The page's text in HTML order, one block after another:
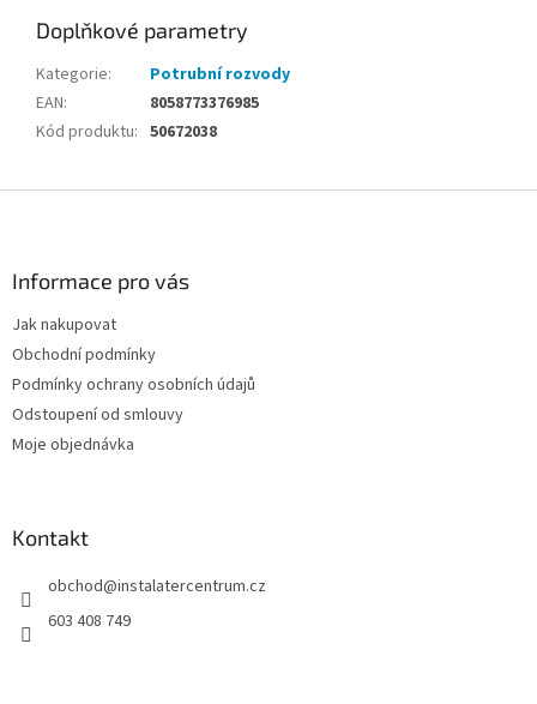
Doplňkové parametry
Kategorie:
Potrubní rozvody
EAN:
8058773376985
Kód produktu: 50672038
Informace pro vás
Jak nakupovat
Obchodní podmínky
Podmínky ochrany osobních údajů
Odstoupení od smlouvy
Moje objednávka
Kontakt
obchod@instalatercentrum.cz
603 408 749